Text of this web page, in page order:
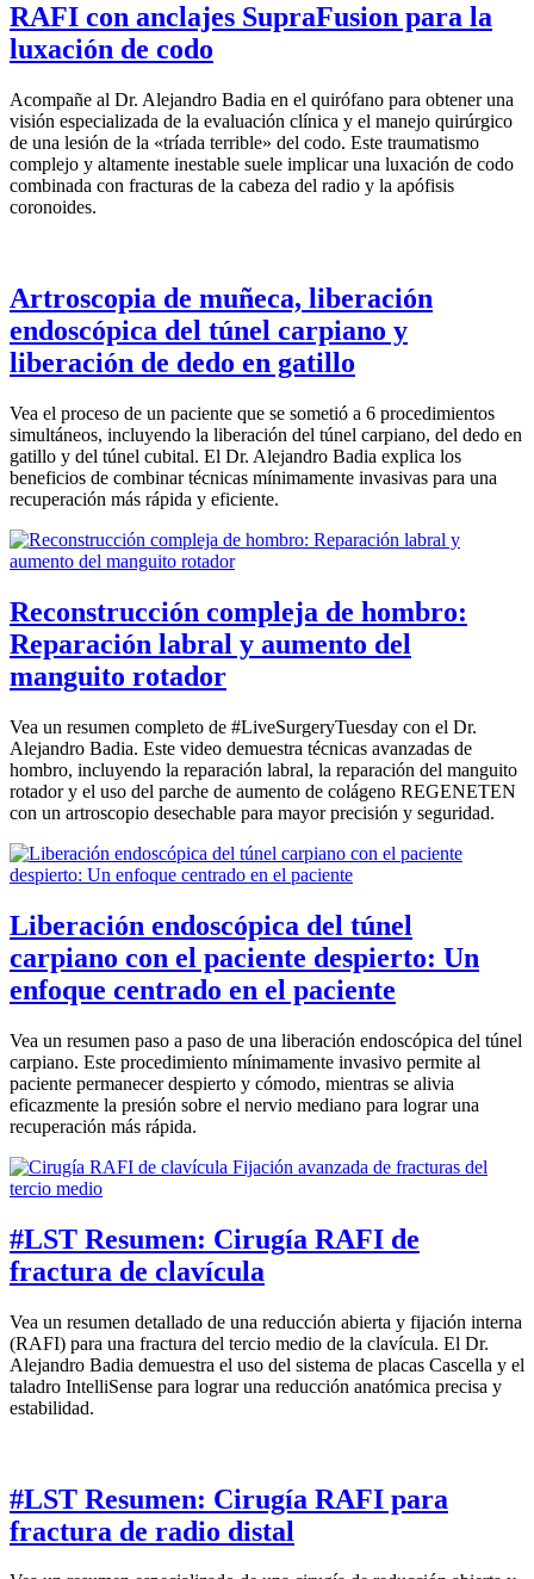
RAFI con anclajes SupraFusion para la
luxación de codo
Acompañe al Dr. Alejandro Badia en el quirófano para obtener una
visión especializada de la evaluación clínica y el manejo quirúrgico
de una lesión de la «tríada terrible» del codo. Este traumatismo
complejo y altamente inestable suele implicar una luxación de codo
combinada con fracturas de la cabeza del radio y la apófisis
coronoides.
Artroscopia de muñeca, liberación
endoscópica del túnel carpiano y
liberación de dedo en gatillo
Vea el proceso de un paciente que se sometió a 6 procedimientos
simultáneos, incluyendo la liberación del túnel carpiano, del dedo en
gatillo y del túnel cubital. El Dr. Alejandro Badia explica los
beneficios de combinar técnicas mínimamente invasivas para una
recuperación más rápida y eficiente.
Reconstrucción compleja de hombro:
Reparación labral y aumento del
manguito rotador
Vea un resumen completo de #LiveSurgeryTuesday con el Dr.
Alejandro Badia. Este video demuestra técnicas avanzadas de
hombro, incluyendo la reparación labral, la reparación del manguito
rotador y el uso del parche de aumento de colágeno REGENETEN
con un artroscopio desechable para mayor precisión y seguridad.
Liberación endoscópica del túnel
carpiano con el paciente despierto: Un
enfoque centrado en el paciente
Vea un resumen paso a paso de una liberación endoscópica del túnel
carpiano. Este procedimiento mínimamente invasivo permite al
paciente permanecer despierto y cómodo, mientras se alivia
eficazmente la presión sobre el nervio mediano para lograr una
recuperación más rápida.
#LST Resumen: Cirugía RAFI de
fractura de clavícula
Vea un resumen detallado de una reducción abierta y fijación interna
(RAFI) para una fractura del tercio medio de la clavícula. El Dr.
Alejandro Badia demuestra el uso del sistema de placas Cascella y el
taladro IntelliSense para lograr una reducción anatómica precisa y
estabilidad.
#LST Resumen: Cirugía RAFI para
fractura de radio distal